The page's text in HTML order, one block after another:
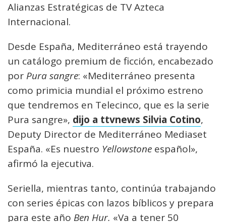
Alianzas Estratégicas de TV Azteca
Internacional.
Desde España, Mediterráneo está trayendo
un catálogo premium de ficción, encabezado
por Pura sangre: «Mediterráneo presenta
como primicia mundial el próximo estreno
que tendremos en Telecinco, que es la serie
Pura sangre», dijo a ttvnews Silvia Cotino,
Deputy Director de Mediterráneo Mediaset
España. «Es nuestro Yellowstone español»,
afirmó la ejecutiva.
Seriella, mientras tanto, continúa trabajando
con series épicas con lazos bíblicos y prepara
para este año Ben Hur. «Va a tener 50